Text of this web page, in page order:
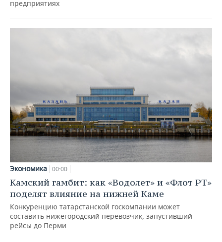
предприятиях
Экономика 00:00
Камский гамбит: как «Водолет» и «Флот РТ»
поделят влияние на нижней Каме
Конкуренцию татарстанской госкомпании может
составить нижегородский перевозчик, запустивший
рейсы до Перми